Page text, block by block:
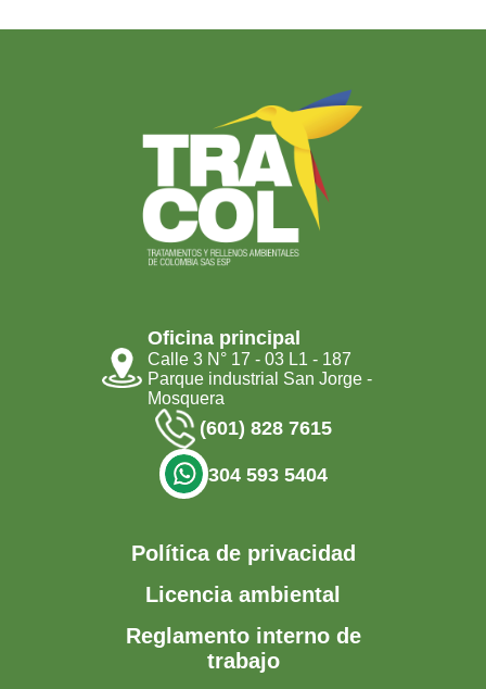
Oficina principal
Calle 3 N° 17 - 03 L1 - 187
Parque industrial San Jorge -
Mosquera
(601) 828 7615
304 593 5404
Política de privacidad
Licencia ambiental
Reglamento interno de
trabajo